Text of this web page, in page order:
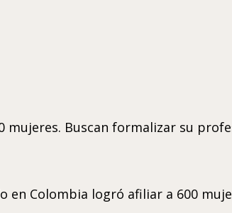
mujeres. Buscan formalizar su
Colombia logró afiliar a 600